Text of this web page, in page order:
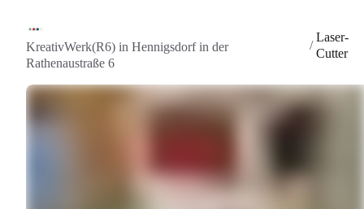
KreativWerk(R6) in Hennigsdorf in der
Rathenaustraße 6
/
Laser-
Cutter